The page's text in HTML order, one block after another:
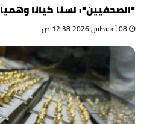
"الصحفيين": لسنا كيانا وهميا